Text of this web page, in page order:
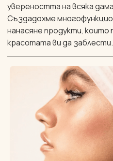
увереността на всяка
Създадохме
нанасяне продукти, които
красотата ви да заблести.